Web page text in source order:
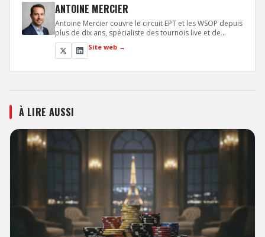
ANTOINE MERCIER
Antoine Mercier couvre le circuit EPT et les WSOP depuis
plus de dix ans, spécialiste des tournois live et de
l'analyse de mains décisives en finale. Sa connaissance
intime des dynamiques de table lui permet de
décrypter les moments clés qui font basculer un
tournoi.
Site web →
À LIRE AUSSI